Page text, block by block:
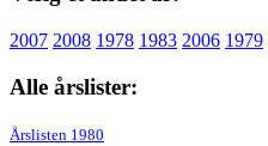
2007 2008 1978 1983 2006 1979
Alle årslister:
Årslisten 1980